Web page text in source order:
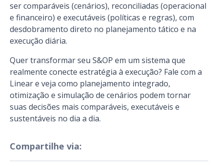
ser comparáveis (cenários), reconciliadas (operacional
e financeiro) e executáveis (políticas e regras), com
desdobramento direto no planejamento tático e na
execução diária.
Quer transformar seu S&OP em um sistema que
realmente conecte estratégia à execução? Fale com a
Linear e veja como planejamento integrado,
otimização e simulação de cenários podem tornar
suas decisões mais comparáveis, executáveis e
sustentáveis no dia a dia.
Compartilhe via: